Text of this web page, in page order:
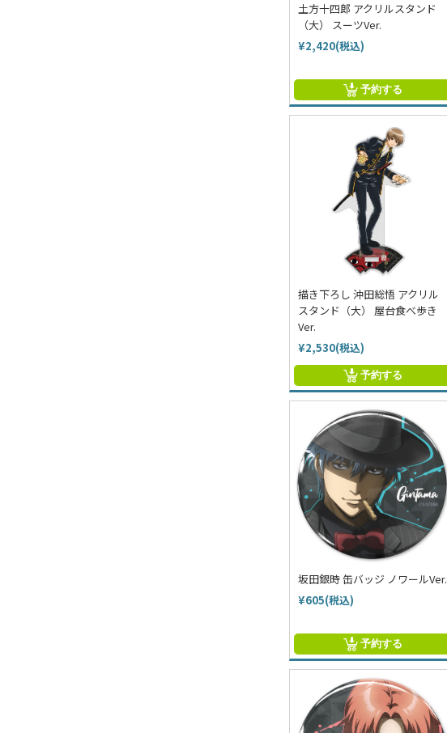
土方十四郎 アクリルスタンド
（大） スーツVer.
¥2,420(税込)
予約する
描き下ろし 沖田総悟 アクリル
スタンド（大） 屋台食べ歩き
Ver.
¥2,530(税込)
予約する
坂田銀時 缶バッジ ノワールVer.
¥605(税込)
予約する